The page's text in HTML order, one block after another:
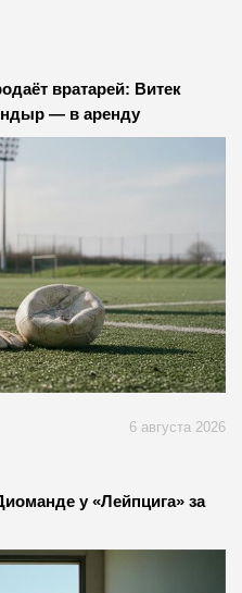
вратарей: Витек
— в аренду
6 августа 2026
у «Лейпцига» за